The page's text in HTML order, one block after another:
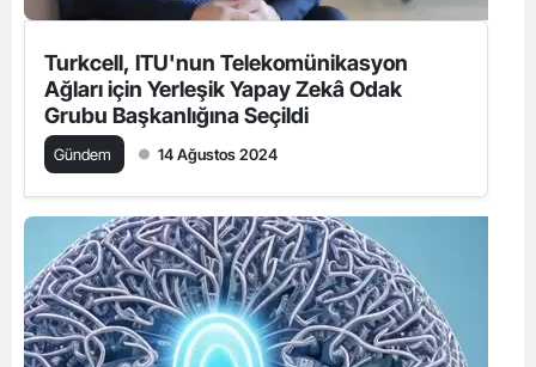
Turkcell, ITU'nun Telekomünikasyon
Ağları için Yerleşik Yapay Zekâ Odak
Grubu Başkanlığına Seçildi
Gündem 14 Ağustos 2024